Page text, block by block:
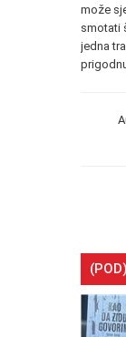
može
smotati
jedna